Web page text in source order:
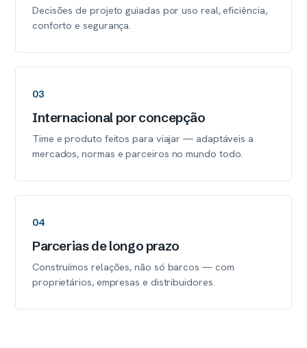
Decisões de projeto guiadas por uso real, eficiência,
conforto e segurança.
03
Internacional por concepção
Time e produto feitos para viajar — adaptáveis a
mercados, normas e parceiros no mundo todo.
04
Parcerias de longo prazo
Construímos relações, não só barcos — com
proprietários, empresas e distribuidores.